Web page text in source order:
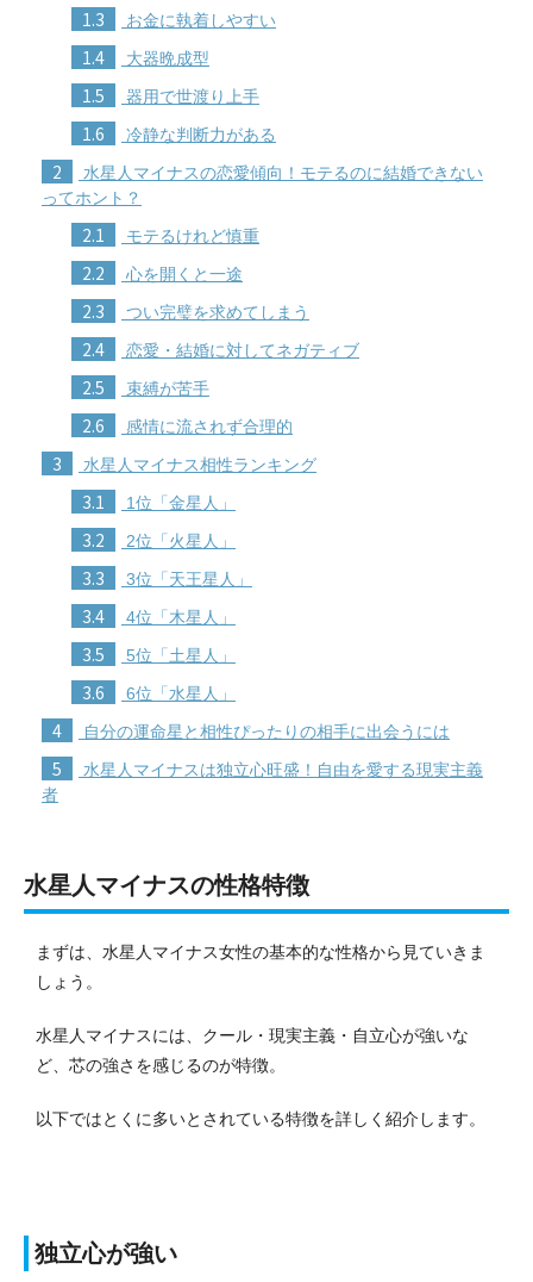
1.3 お金に執着しやすい
1.4 大器晩成型
1.5 器用で世渡り上手
1.6 冷静な判断力がある
2
水星人マイナスの恋愛傾向！モテるのに結婚できない
ってホント？
2.1 モテるけれど慎重
2.2 心を開くと一途
2.3 つい完璧を求めてしまう
2.4 恋愛・結婚に対してネガティブ
2.5 束縛が苦手
2.6 感情に流されず合理的
3 水星人マイナス相性ランキング
3.1 1位「金星人」
3.2 2位「火星人」
3.3 3位「天王星人」
3.4 4位「木星人」
3.5 5位「土星人」
3.6 6位「水星人」
4 自分の運命星と相性ぴったりの相手に出会うには
5
水星人マイナスは独立心旺盛！自由を愛する現実主義
者
水星人マイナスの性格特徴
まずは、水星人マイナス女性の基本的な性格から見ていきま
しょう。
水星人マイナスには、クール・現実主義・自立心が強いな
ど、芯の強さを感じるのが特徴。
以下ではとくに多いとされている特徴を詳しく紹介します。
独立心が強い